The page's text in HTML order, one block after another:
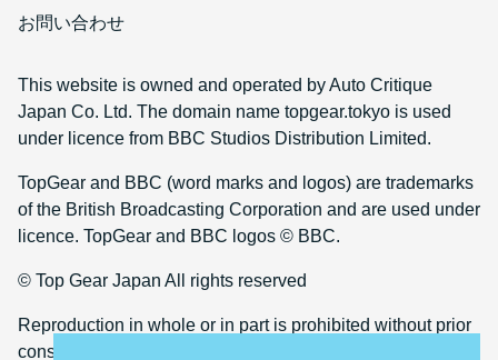
お問い合わせ
This website is owned and operated by Auto Critique
Japan Co. Ltd. The domain name topgear.tokyo is used
under licence from BBC Studios Distribution Limited.
TopGear and BBC (word marks and logos) are trademarks
of the British Broadcasting Corporation and are used under
licence. TopGear and BBC logos © BBC.
© Top Gear Japan All rights reserved
Reproduction in whole or in part is prohibited without prior
consent